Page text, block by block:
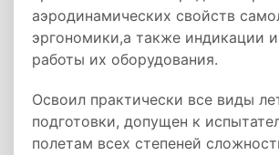
аэродинамических свойств
эргономики,а также индикации
работы их оборудования.
Освоил практически все виды
подготовки, допущен к
полетам всех степеней